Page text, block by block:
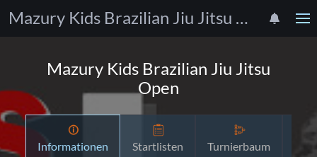
Mazury Kids Brazilian Jiu Jitsu Open
Mazury Kids Brazilian Jiu Jitsu
Open
Informationen Startlisten Turnierbaum